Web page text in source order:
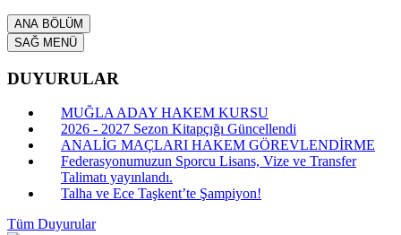
ANA BÖLÜM
SAĞ MENÜ
DUYURULAR
MUĞLA ADAY HAKEM KURSU
2026 - 2027 Sezon Kitapçığı Güncellendi
ANALİG MAÇLARI HAKEM GÖREVLENDİRME
Federasyonumuzun Sporcu Lisans, Vize ve Transfer
Talimatı yayınlandı.
Talha ve Ece Taşkent’te Şampiyon!
Tüm Duyurular